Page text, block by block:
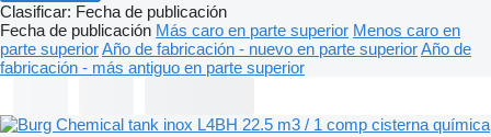
Clasificar: Fecha de publicación
Fecha de publicación Más caro en parte superior Menos caro en
parte superiorAño de fabricación - nuevo en parte superiorAño de
fabricación - más antiguo en parte superior